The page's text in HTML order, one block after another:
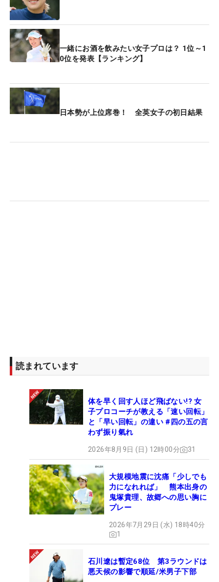
一緒にお酒を飲みたい女子プロは？ 1位～1
0位を発表【ランキング】
日本勢が上位席巻！ 全英女子の初日結果
読まれています
体を早く回す人ほど飛ばない!? 女
子プロコーチが教える「速い回転」
と「早い回転」の違い #四の五の言
わず振り氣れ
2026年8月9日 (日) 12時00分 31
大規模地震に沈痛「少しでも
力になれれば」 熊本出身の
鬼塚貴理、故郷への思い胸に
プレー
2026年7月29日 (水) 18時40分
1
石川遼は暫定68位 第3ラウンドは
悪天候の影響で順延/米男子下部